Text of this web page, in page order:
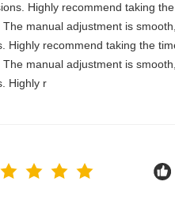
Highly recommend taking
manual adjustment is
Highly recommend taking the
manual adjustment is
Highly r